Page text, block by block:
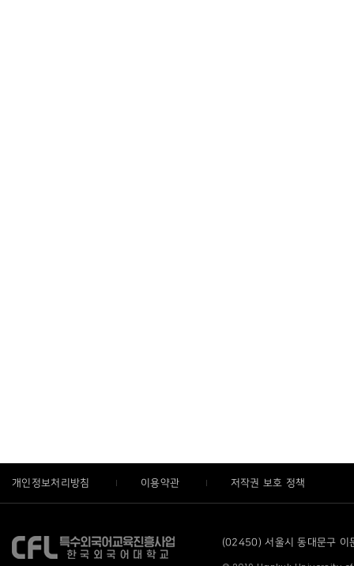
개인정보처리방침 이용약관 저작권 보호 정책
(02450) 서울시 동대문구